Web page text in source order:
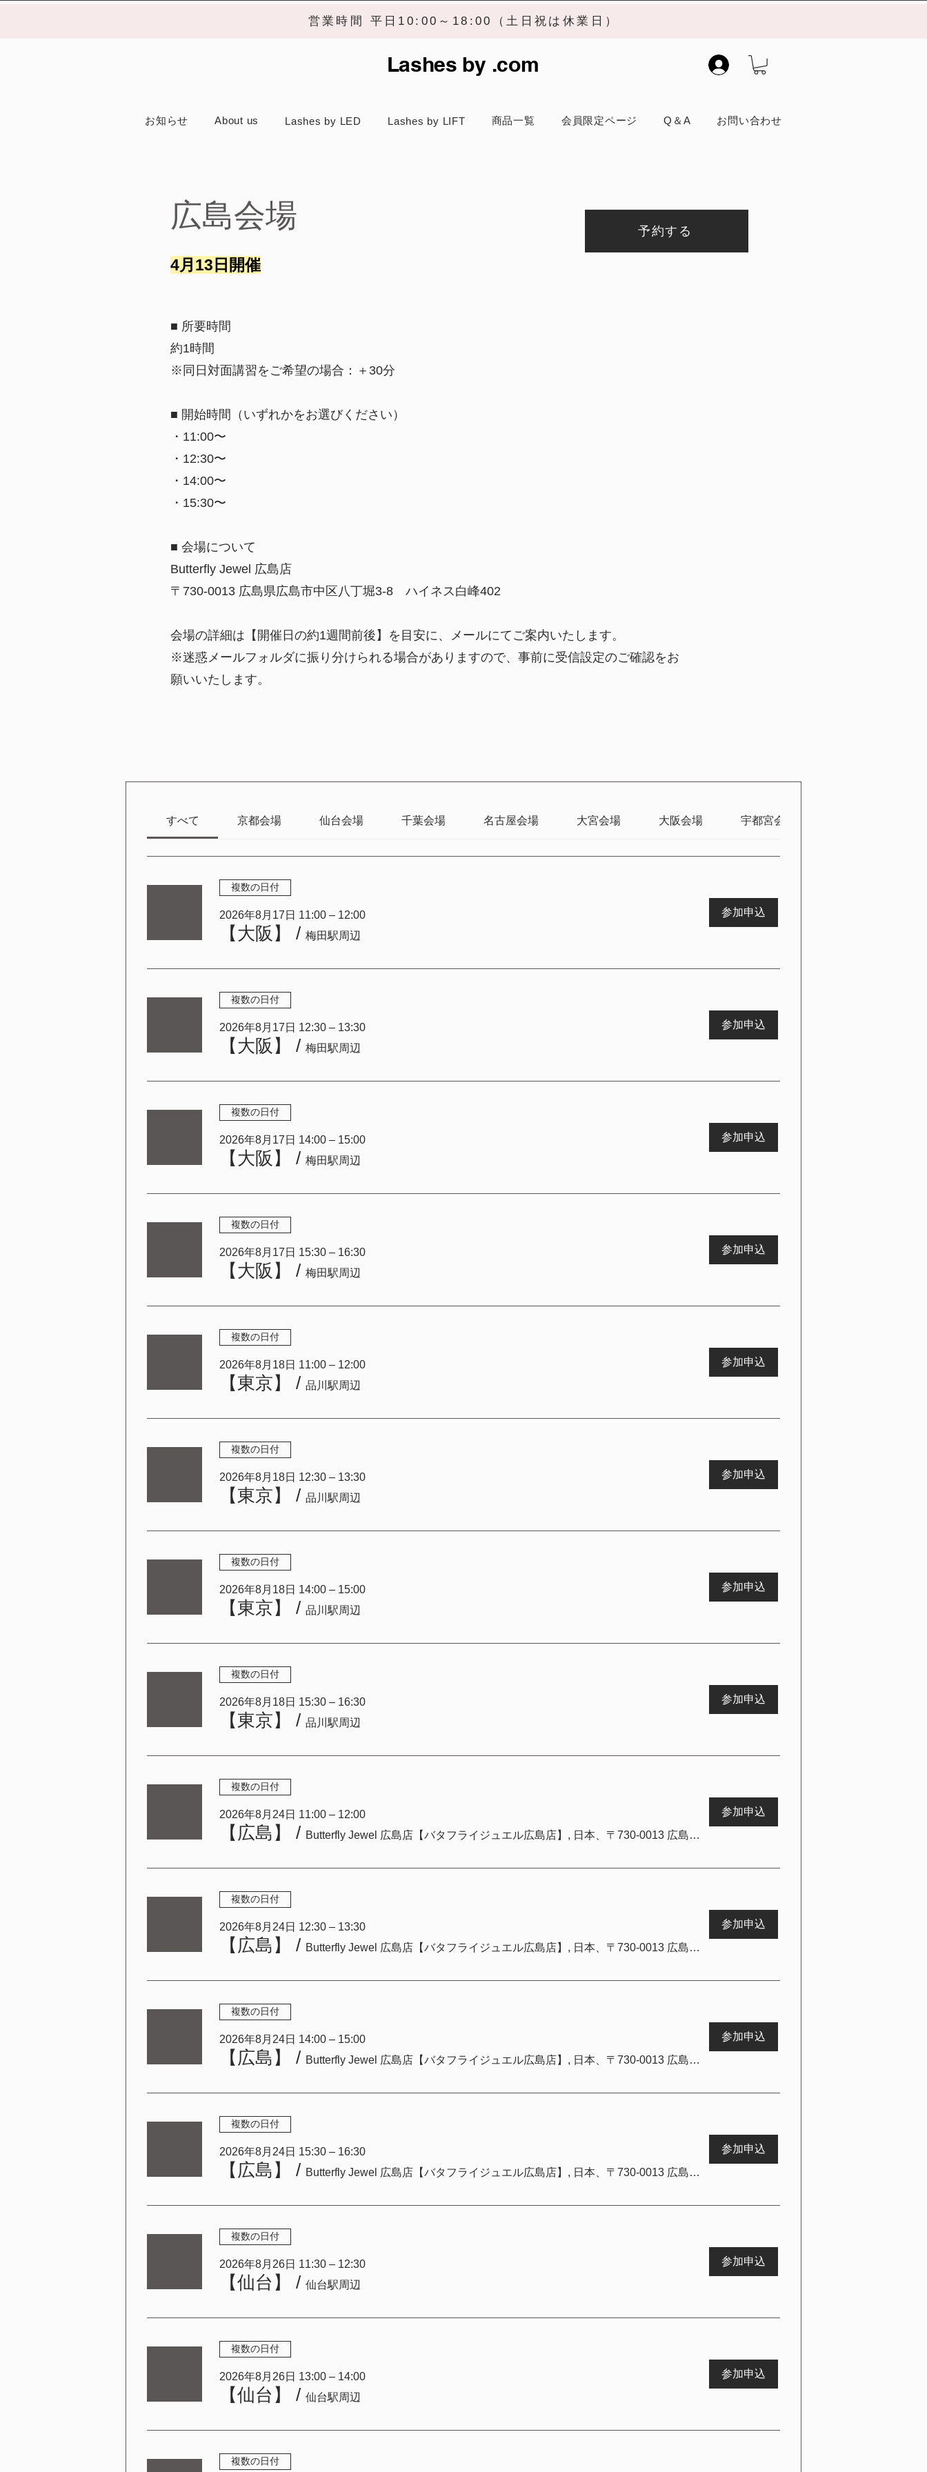
営業時間 平日10:00～18:00（土日祝は休業日）
Lashes by .com
お知らせ About us Lashes by LED Lashes by LIFT 商品一覧 会員限定ページ Q＆A お問い合わせ
広島会場 予約する
4月13日開催
■ 所要時間
約1時間
※同日対面講習をご希望の場合：＋30分
■ 開始時間（いずれかをお選びください）
・11:00〜
・12:30〜
・14:00〜
・15:30〜
■ 会場について
Butterfly Jewel 広島店
〒730-0013 広島県広島市中区八丁堀3-8 ハイネス白峰402
会場の詳細は【開催日の約1週間前後】を目安に、メールにてご案内いたします。
※迷惑メールフォルダに振り分けられる場合がありますので、事前に受信設定のご確認をお
願いいたします。
すべて 京都会場 仙台会場 千葉会場 名古屋会場 大宮会場 大阪会場 宇都宮会場
複数の日付
2026年8月17日 11:00 – 12:00
【大阪】 / 梅田駅周辺
参加申込
複数の日付
2026年8月17日 12:30 – 13:30
【大阪】 / 梅田駅周辺
参加申込
複数の日付
2026年8月17日 14:00 – 15:00
【大阪】 / 梅田駅周辺
参加申込
複数の日付
2026年8月17日 15:30 – 16:30
【大阪】 / 梅田駅周辺
参加申込
複数の日付
2026年8月18日 11:00 – 12:00
【東京】 / 品川駅周辺
参加申込
複数の日付
2026年8月18日 12:30 – 13:30
【東京】 / 品川駅周辺
参加申込
複数の日付
2026年8月18日 14:00 – 15:00
【東京】 / 品川駅周辺
参加申込
複数の日付
2026年8月18日 15:30 – 16:30
【東京】 / 品川駅周辺
参加申込
複数の日付
2026年8月24日 11:00 – 12:00
【広島】 / Butterfly Jewel 広島店【バタフライジュエル広島店】, 日本、〒730-0013 広島県広島市中区八丁堀３−８ ハイネス白峰 402
参加申込
複数の日付
2026年8月24日 12:30 – 13:30
【広島】 / Butterfly Jewel 広島店【バタフライジュエル広島店】, 日本、〒730-0013 広島県広島市中区八丁堀３−８ ハイネス白峰 402
参加申込
複数の日付
2026年8月24日 14:00 – 15:00
【広島】 / Butterfly Jewel 広島店【バタフライジュエル広島店】, 日本、〒730-0013 広島県広島市中区八丁堀３−８ ハイネス白峰 402
参加申込
複数の日付
2026年8月24日 15:30 – 16:30
【広島】 / Butterfly Jewel 広島店【バタフライジュエル広島店】, 日本、〒730-0013 広島県広島市中区八丁堀３−８ ハイネス白峰 402
参加申込
複数の日付
2026年8月26日 11:30 – 12:30
【仙台】 / 仙台駅周辺
参加申込
複数の日付
2026年8月26日 13:00 – 14:00
【仙台】 / 仙台駅周辺
参加申込
複数の日付